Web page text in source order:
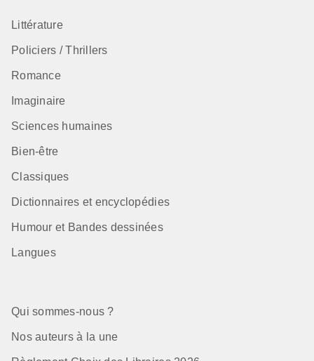
Littérature
Policiers / Thrillers
Romance
Imaginaire
Sciences humaines
Bien-être
Classiques
Dictionnaires et encyclopédies
Humour et Bandes dessinées
Langues
Qui sommes-nous ?
Nos auteurs à la une